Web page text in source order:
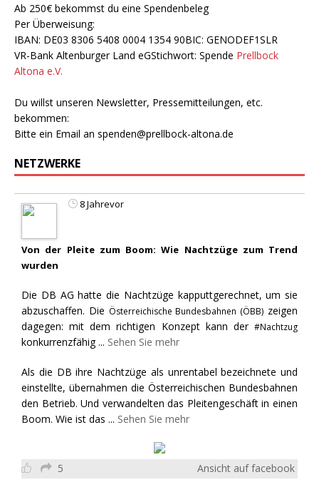
Ab 250€ bekommst du eine Spendenbeleg
Per Überweisung:
IBAN: DE03 8306 5408 0004 1354 90BIC: GENODEF1SLR
VR-Bank Altenburger Land eGStichwort: Spende Prellbock
Altona e.V.
Du willst unseren Newsletter, Pressemitteilungen, etc.
bekommen:
Bitte ein Email an spenden@prellbock-altona.de
NETZWERKE
8 Jahrevor
Von der Pleite zum Boom: Wie Nachtzüge zum Trend
wurden
Die DB AG hatte die Nachtzüge kapputtgerechnet, um sie
abzuschaffen. Die Österreichische Bundesbahnen (ÖBB) zeigen
dagegen: mit dem richtigen Konzept kann der #Nachtzug
konkurrenzfähig ... Sehen Sie mehr
Als die DB ihre Nachtzüge als unrentabel bezeichnete und
einstellte, übernahmen die Österreichischen Bundesbahnen
den Betrieb. Und verwandelten das Pleitengeschäft in einen
Boom. Wie ist das ... Sehen Sie mehr
5 Ansicht auf facebook